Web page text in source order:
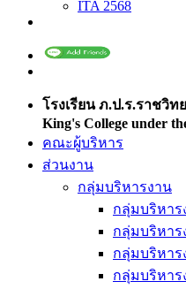
ITA 2568
โรงเรียน ภ.ป.ร.ราชวิ
King's College under
คณะผู้บริหาร
ส่วนงาน
กลุ่มบริหารงาน
กลุ่มบริหาร
กลุ่มบริหา
กลุ่มบริหา
กลุ่มบริหาร